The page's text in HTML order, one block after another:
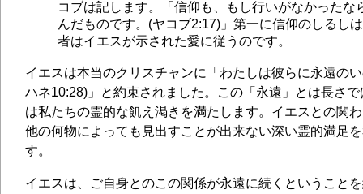
コブは記します。「信仰も、もし行いがなかったな
んだものです。(ヤコブ2:17)」第一に信仰のしるし
者はイエスが示された愛に従うのです。
イエスは本当のクリスチャンに「わたしは彼らに永遠の
ハネ10:28)」と約束されました。この「永遠」とは長さ
は私たちの霊的な飢え渇きを満たします。イエスとの関
他の何物によっても見出すことが出来ない深い霊的満足
す。
イエスは、ご自身とのこの関係が永遠に続くということ